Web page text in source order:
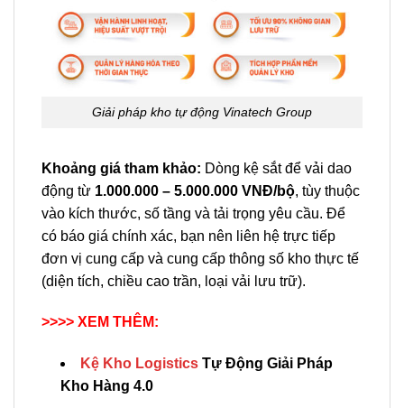
Giải pháp kho tự động Vinatech Group
Khoảng giá tham khảo: Dòng kệ sắt để vải dao
động từ 1.000.000 – 5.000.000 VNĐ/bộ, tùy thuộc
vào kích thước, số tầng và tải trọng yêu cầu. Để
có báo giá chính xác, bạn nên liên hệ trực tiếp
đơn vị cung cấp và cung cấp thông số kho thực tế
(diện tích, chiều cao trần, loại vải lưu trữ).
>>>> XEM THÊM:
Kệ Kho LogisticsTự Động Giải Pháp
Kho Hàng 4.0